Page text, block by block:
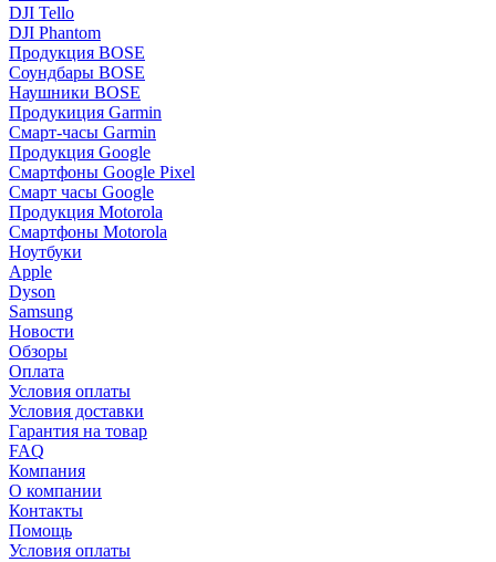
DJI Tello
DJI Phantom
Продукция BOSE
Соундбары BOSE
Наушники BOSE
Продукиция Garmin
Смарт-часы Garmin
Продукция Google
Смартфоны Google Pixel
Смарт часы Google
Продукция Motorola
Смартфоны Motorola
Ноутбуки
Apple
Dyson
Samsung
Новости
Обзоры
Оплата
Условия оплаты
Условия доставки
Гарантия на товар
FAQ
Компания
О компании
Контакты
Помощь
Условия оплаты